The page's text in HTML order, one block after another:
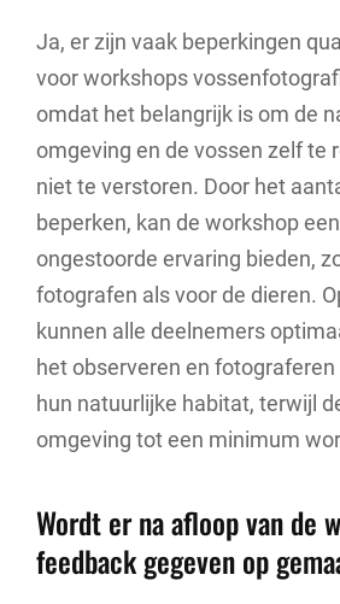
Ja, er zijn vaak beperkingen
voor workshops
omdat het belangrijk is om de
omgeving en de vossen zelf te
niet te verstoren. Door het
beperken, kan de workshop
ongestoorde ervaring bieden,
fotografen als voor de dieren.
kunnen alle deelnemers
het observeren en fotograferen
hun natuurlijke habitat, terwijl
omgeving tot een minimum
Wordt er na afloop van de
feedback gegeven op